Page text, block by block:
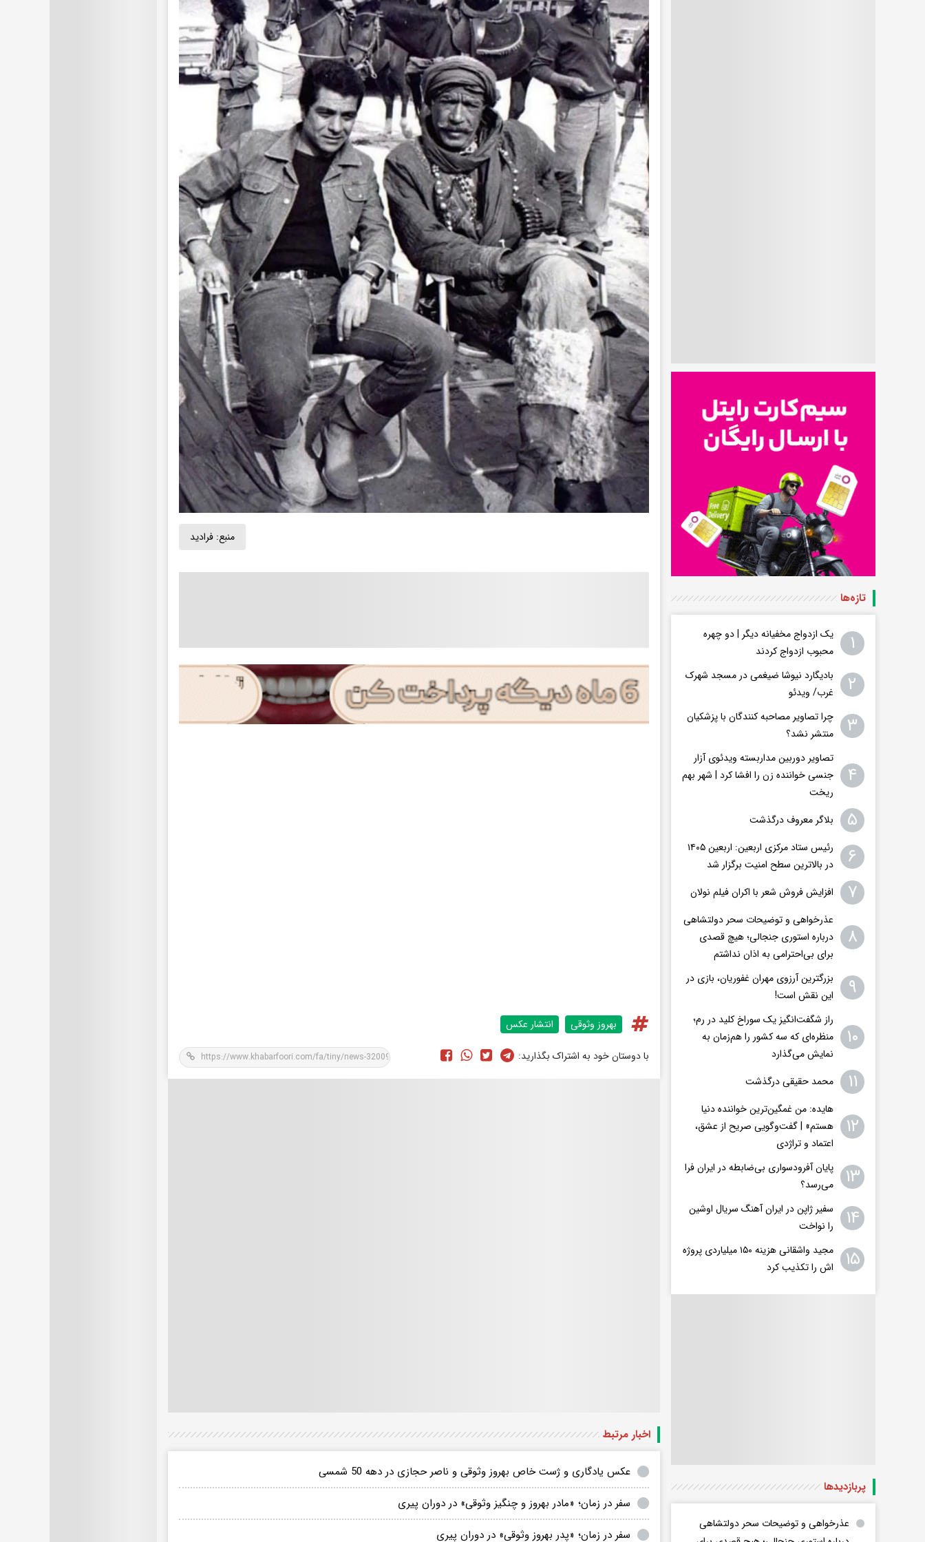
منبع: فرادید
بهروز وثوقی انتشار عکس
با دوستان خود به اشتراک بگذارید:
اخبار مرتبط
عکس یادگاری و ژست خاص بهروز وثوقی و ناصر حجازی در دهه 50 شمسی
سفر در زمان؛ «مادر بهروز و چنگیز وثوقی» در دوران پیری
سفر در زمان؛ «پدر بهروز وثوقی» در دوران پیری
تازه‌ها
۱
یک ازدواج مخفیانه دیگر | دو چهره
محبوب ازدواج کردند
۲
بادیگارد نیوشا ضیغمی در مسجد شهرک
غرب/ ویدئو
۳
چرا تصاویر مصاحبه کنندگان با پزشکیان
منتشر نشد؟
۴
تصاویر دوربین مداربسته ویدئوی آزار
جنسی خواننده زن را افشا کرد | شهر بهم
ریخت
۵ بلاگر معروف درگذشت
۶
رئیس ستاد مرکزی اربعین: اربعین ۱۴۰۵
در بالاترین سطح امنیت برگزار شد
۷ افزایش فروش شعر با اکران فیلم نولان
۸
عذرخواهی و توضیحات سحر دولتشاهی
درباره استوری جنجالی؛ هیچ قصدی
برای بی‌احترامی به اذان نداشتم
۹
بزرگترین آرزوی مهران غفوریان، بازی در
این نقش است!
۱۰
راز شگفت‌انگیز یک سوراخ کلید در رم؛
منظره‌ای که سه کشور را هم‌زمان به
نمایش می‌گذارد
۱۱ محمد حقیقی درگذشت
۱۲
هایده: من غمگین‌ترین خواننده دنیا
هستم» | گفت‌وگویی صریح از عشق،
اعتماد و تراژدی
۱۳
پایان آفرودسواری بی‌ضابطه در ایران فرا
می‌رسد؟
۱۴
سفیر ژاپن در ایران آهنگ سریال اوشین
را نواخت
۱۵
مجید واشقانی هزینه ۱۵۰ میلیاردی پروژه
اش را تکذیب کرد
پربازدید‌ها
عذرخواهی و توضیحات سحر دولتشاهی